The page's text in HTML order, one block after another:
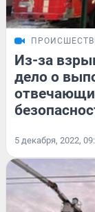
Из-за
дело о
5 декабря, 2022,